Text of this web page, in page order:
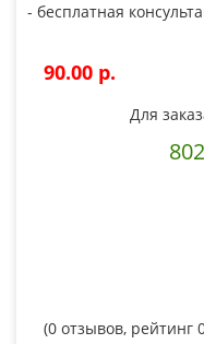
- бесплатная
90.00 p.
Для
(0 отзывов, рейтинг